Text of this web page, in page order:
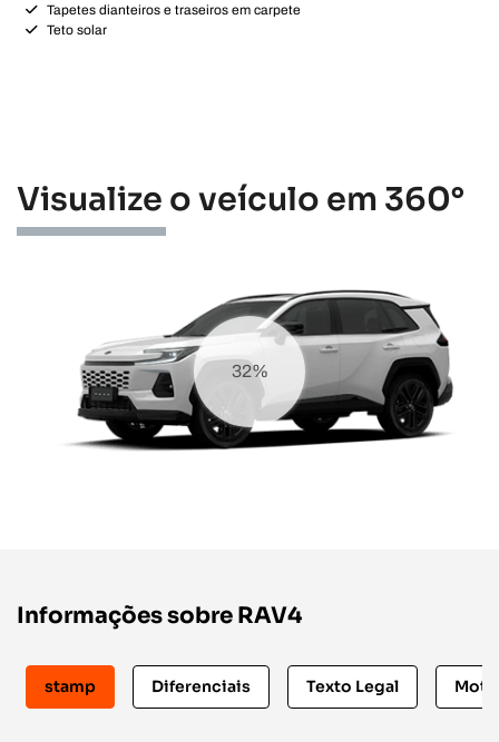
Tapetes dianteiros e traseiros em carpete
Teto solar
Visualize o veículo em 360°
39%
Informações sobre RAV4
stamp Diferenciais Texto Legal